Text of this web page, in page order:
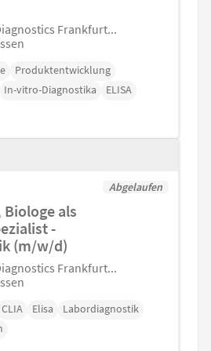
Frankfurt...
Produktentwicklung
In-vitro-Diagnostika
ELISA
Abgelaufen
Biologe als
-
(m/w/d)
Frankfurt...
CLIA Elisa
Labordiagnostik